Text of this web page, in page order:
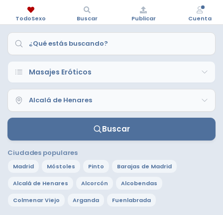
Buscar
Ciudades populares
Madrid Móstoles Pinto Barajas de Madrid
Alcalá de Henares Alcorcón Alcobendas
Colmenar Viejo Arganda Fuenlabrada
TodoSexo Buscar Publicar Cuenta